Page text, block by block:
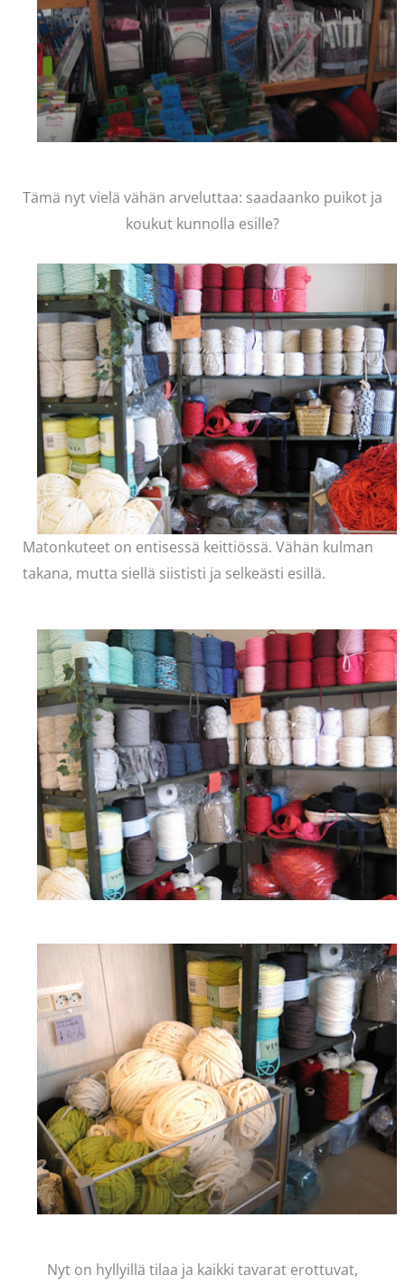
Tämä nyt vielä vähän arveluttaa: saadaanko puikot ja
koukut kunnolla esille?
Matonkuteet on entisessä keittiössä. Vähän kulman
takana, mutta siellä siististi ja selkeästi esillä.
Nyt on hyllyillä tilaa ja kaikki tavarat erottuvat,